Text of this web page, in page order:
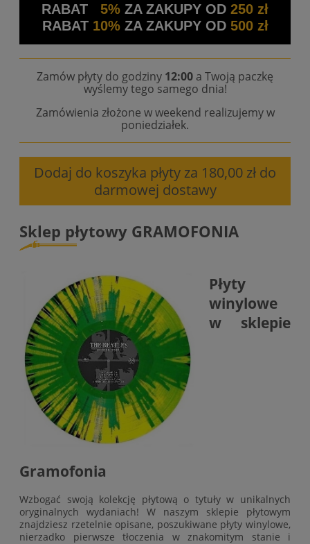
RABAT 5% ZA ZAKUPY OD 250 zł
RABAT 10%ZA ZAKUPY OD 500 zł
Zamów płyty do godziny 12:00 a Twoją paczkę
wyślemy tego samego dnia!
Zamówienia złożone w weekend realizujemy w
poniedziałek.
Dodaj do koszyka płyty za 180,00 zł do
darmowej dostawy
Sklep płytowy GRAMOFONIA
Płyty
winylowe
w sklepie
Gramofonia
Wzbogać swoją kolekcję płytową o tytuły w unikalnych
oryginalnych wydaniach! W naszym sklepie płytowym
znajdziesz rzetelnie opisane, poszukiwane płyty winylowe,
nierzadko pierwsze tłoczenia w znakomitym stanie i